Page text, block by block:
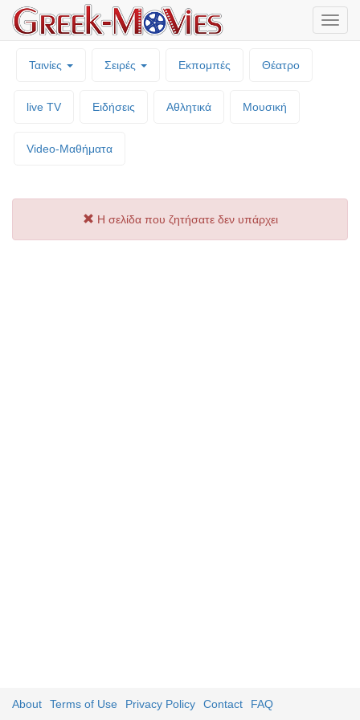
Ταινίες Σειρές Εκπομπές Θέατρο
live TV Ειδήσεις Αθλητικά Μουσική
Video-Mαθήματα
Η σελίδα που ζητήσατε δεν υπάρχει
About Terms of Use Privacy Policy Contact FAQ